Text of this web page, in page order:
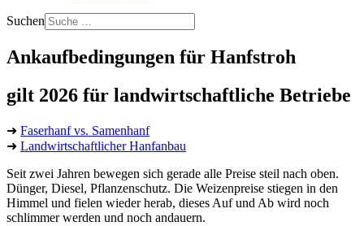
Suchen
Ankaufbedingungen für Hanfstroh
gilt 2026 für landwirtschaftliche Betriebe
➜ Faserhanf vs. Samenhanf
➜ Landwirtschaftlicher Hanfanbau
Seit zwei Jahren bewegen sich gerade alle Preise steil nach oben.
Dünger, Diesel, Pflanzenschutz. Die Weizenpreise stiegen in den
Himmel und fielen wieder herab, dieses Auf und Ab wird noch
schlimmer werden und noch andauern.